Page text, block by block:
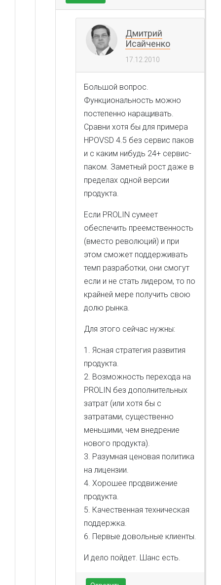
Дмитрий
Исайченко
17.12.2010
Большой вопрос.
Функциональность можно
постепенно наращивать.
Сравни хотя бы для примера
HPOVSD 4.5 без сервис паков
и с каким нибудь 24+ сервис-
паком. Заметный рост даже в
пределах одной версии
продукта.
Если PROLIN сумеет
обеспечить преемственность
(вместо революций) и при
этом сможет поддерживать
темп разработки, они смогут
если и не стать лидером, то по
крайней мере получить свою
долю рынка.
Для этого сейчас нужны:
1. Ясная стратегия развития
продукта.
2. Возможность перехода на
PROLIN без дополнительных
затрат (или хотя бы с
затратами, существенно
меньшими, чем внедрение
нового продукта).
3. Разумная ценовая политика
на лицензии.
4. Хорошее продвижение
продукта.
5. Качественная техническая
поддержка.
6. Первые довольные клиенты.
И дело пойдет. Шанс есть.